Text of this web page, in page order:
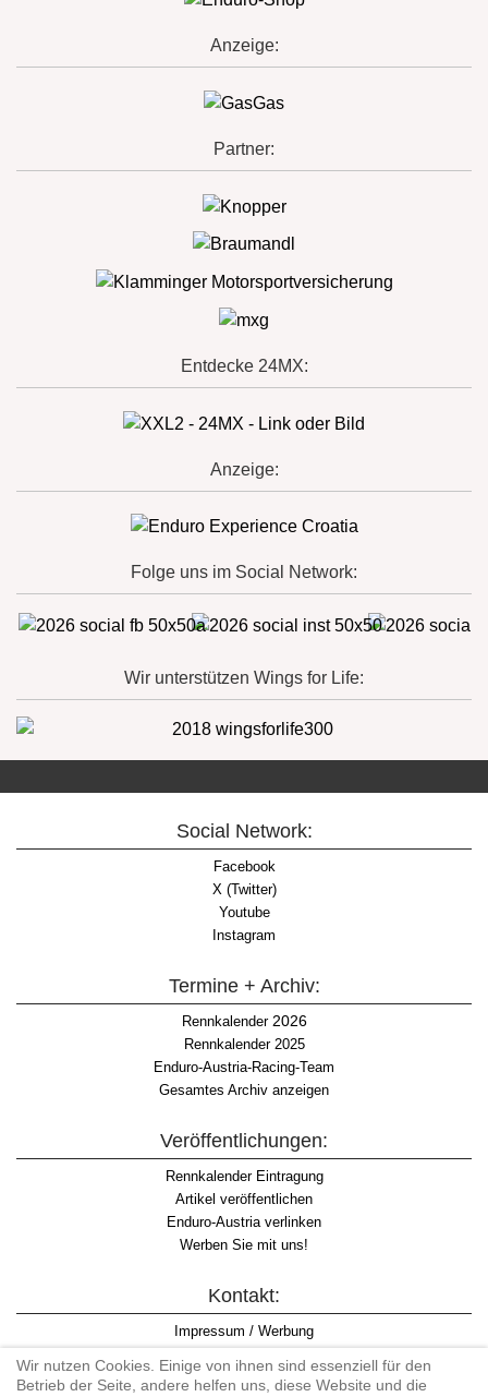
Anzeige:
Partner:
Entdecke 24MX:
Anzeige:
Folge uns im Social Network:
Wir unterstützen Wings for Life:
Social Network:
Facebook
X (Twitter)
Youtube
Instagram
Termine + Archiv:
Rennkalender2026
Rennkalender 2025
Enduro-Austria-Racing-Team
Gesamtes Archiv anzeigen
Veröffentlichungen:
Rennkalender Eintragung
Artikel veröffentlichen
Enduro-Austria verlinken
Werben Sie mit uns!
Kontakt:
Impressum / Werbung
Informationspflicht WKO
Wir nutzen Cookies. Einige von ihnen sind essenziell für den
Betrieb der Seite, andere helfen uns, diese Website und die